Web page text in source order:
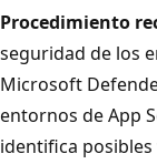
Procedimiento
seguridad de los
Microsoft
entornos de App
identifica